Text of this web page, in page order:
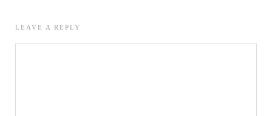
LEAVE A REPLY